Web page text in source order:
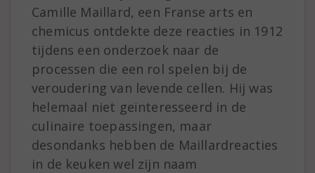
Camille Maillard, een Franse arts en
chemicus ontdekte deze reacties in 1912
tijdens een onderzoek naar de
processen die een rol spelen bij de
veroudering van levende cellen. Hij was
helemaal niet geïnteresseerd in de
culinaire toepassingen, maar
desondanks hebben de Maillardreacties
in de keuken wel zijn naam